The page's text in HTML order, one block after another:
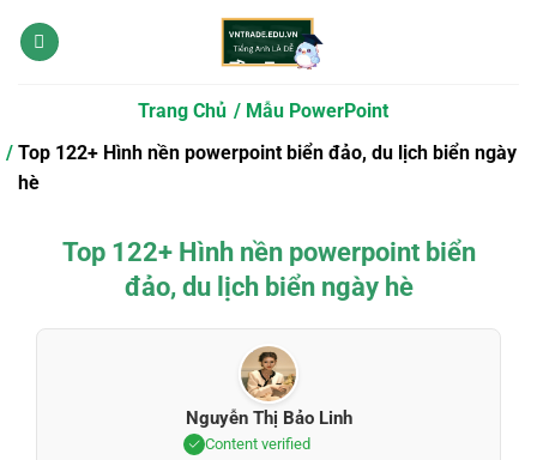
qua
Trang Chủ
Mẫu PowerPoint
Top 122+ Hình nền powerpoint biển đảo, du lịch biển ngày
hè
Top 122+ Hình nền powerpoint biển
đảo, du lịch biển ngày hè
Nguyễn Thị Bảo Linh
Content verified